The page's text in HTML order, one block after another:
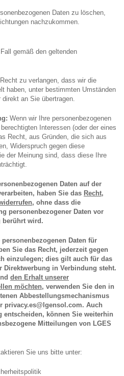
Daten zu löschen,
nachzukommen.
gemäß den geltenden
zu verlangen, dass wir die
haben, unter bestimmten Umständen
an Sie übertragen.
Wenn wir Ihre personenbezogenen
Interessen (oder der eines
Recht, aus Gründen, die sich aus
Widerspruch gegen diese
der Meinung sind, dass diese Ihre
Daten auf der
haben Sie das Recht,
ohne dass die
personenbezogener Daten vor
berührt wird.
Daten für
Sie das Recht, jederzeit gegen
einzulegen; dies gilt auch für das
in Verbindung steht.
den Erhalt unserer
möchten, verwenden Sie den in
Abbestellungsmechanismus
privacy.es@lgensol.com. Auch
entscheiden, können Sie weiterhin
Mitteilungen von LGES
Sie uns bitte unter: